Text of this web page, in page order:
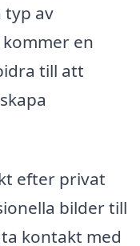
typ av
en
till att
efter privat
bilder till
kontakt med